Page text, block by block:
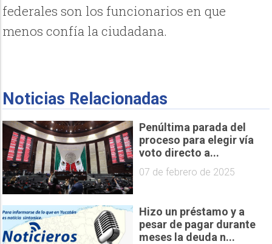
federales son los funcionarios en que
menos confía la ciudadana.
Noticias Relacionadas
Penúltima parada del
proceso para elegir vía
voto directo a...
07 de febrero de 2025
Hizo un préstamo y a
pesar de pagar durante
meses la deuda n...